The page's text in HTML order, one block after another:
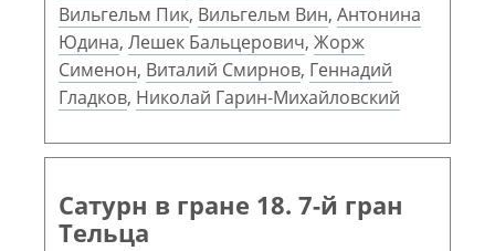
Вильгельм Пик, Вильгельм Вин, Антонина
Юдина, Лешек Бальцерович, Жорж
Сименон, Виталий Смирнов, Геннадий
Гладков, Николай Гарин-Михайловский
Сатурн в гране 18. 7-й гран
Тельца